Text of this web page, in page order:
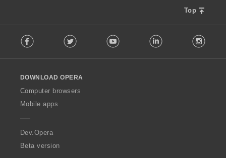
Top
o
w
O
p
a
Facebook Twitter Youtube LinkedIn
DOWNLOAD OPERA
Computer browsers
Mobile apps
Dev.Opera
Beta version